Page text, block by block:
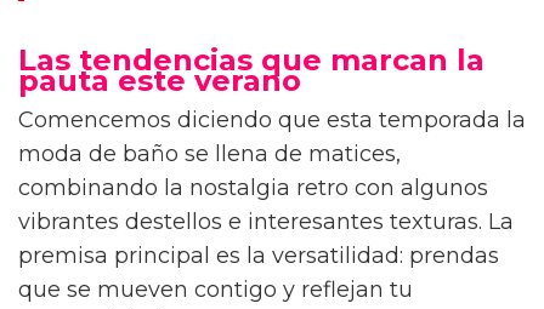
Las tendencias que marcan la
pauta este verano
Comencemos diciendo que esta temporada la
moda de baño se llena de matices,
combinando la nostalgia retro con algunos
vibrantes destellos e interesantes texturas. La
premisa principal es la versatilidad: prendas
que se mueven contigo y reflejan tu